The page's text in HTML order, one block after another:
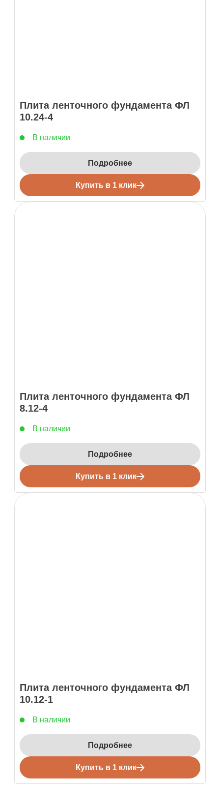
Плита ленточного фундамента ФЛ
10.24-4
В наличии
Подробнее
Купить в 1 клик
Плита ленточного фундамента ФЛ
8.12-4
В наличии
Подробнее
Купить в 1 клик
Плита ленточного фундамента ФЛ
10.12-1
В наличии
Подробнее
Купить в 1 клик